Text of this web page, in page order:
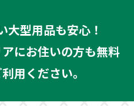
大型用品も安心！
にお住いの方も無料
用ください。